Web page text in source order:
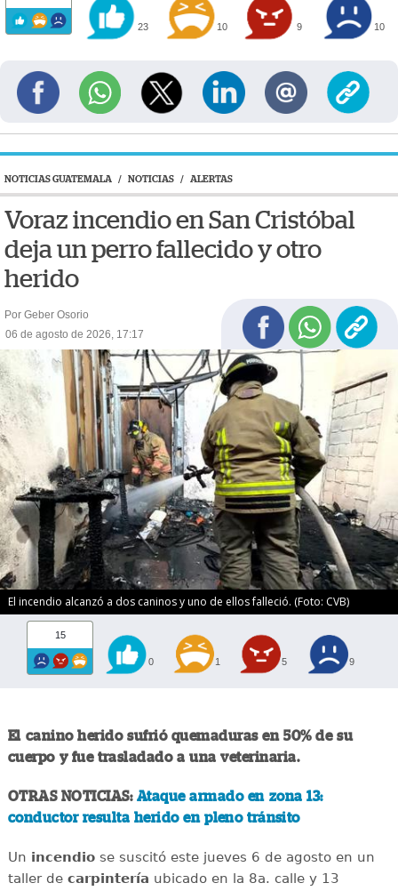
23 10 9 10
NOTICIAS GUATEMALA / NOTICIAS / ALERTAS
Voraz incendio en San Cristóbal
deja un perro fallecido y otro
herido
Por Geber Osorio
06 de agosto de 2026, 17:17
El incendio alcanzó a dos caninos y uno de ellos falleció. (Foto: CVB)
15
0 1 5 9
El canino herido sufrió quemaduras en 50% de su
cuerpo y fue trasladado a una veterinaria.
OTRAS NOTICIAS: Ataque armado en zona 13:
conductor resulta herido en pleno tránsito
Un incendiose suscitó este jueves 6 de agosto en un
taller de carpintería ubicado en la 8a. calle y 13